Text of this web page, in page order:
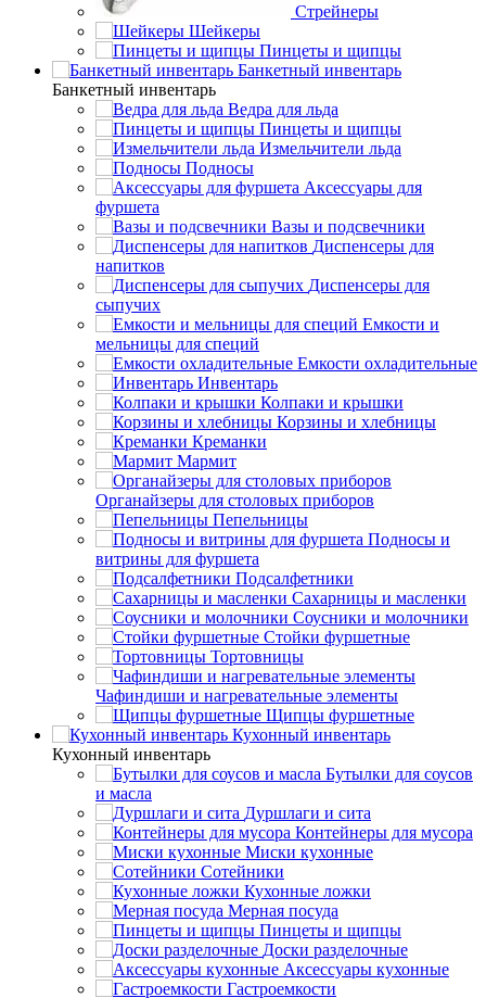
Стрейнеры
Шейкеры
Пинцеты и щипцы
Банкетный инвентарь
Банкетный инвентарь
Ведра для льда
Пинцеты и щипцы
Измельчители льда
Подносы
Аксессуары для
фуршета
Вазы и подсвечники
Диспенсеры для
напитков
Диспенсеры для
сыпучих
Емкости и
мельницы для специй
Емкости охладительные
Инвентарь
Колпаки и крышки
Корзины и хлебницы
Креманки
Мармит
Органайзеры для столовых приборов
Пепельницы
Подносы и
витрины для фуршета
Подсалфетники
Сахарницы и масленки
Соусники и молочники
Стойки фуршетные
Тортовницы
Чафиндиши и нагревательные элементы
Щипцы фуршетные
Кухонный инвентарь
Кухонный инвентарь
Бутылки для соусов
и масла
Дуршлаги и сита
Контейнеры для мусора
Миски кухонные
Сотейники
Кухонные ложки
Мерная посуда
Пинцеты и щипцы
Доски разделочные
Аксессуары кухонные
Гастроемкости